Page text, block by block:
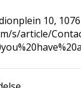
10,
s/article/